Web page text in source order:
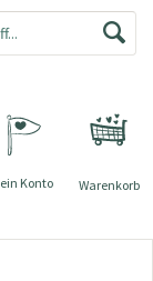
Warenkorb
Konto